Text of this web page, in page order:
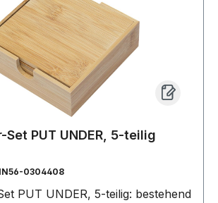
PUT UNDER, 5-teilig
IN56-0304408
PUT UNDER, 5-teilig: bestehend